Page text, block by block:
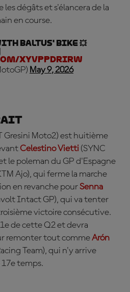
dégâts et s'élancera de la
en course.
Baltus' bike 💥
xyvPpDriRW
May 9, 2026
Gresini Moto2) est huitième
Celestino Vietti (SYNC
le poleman du GP d'Espagne
Ajo), qui ferme la marche
en revanche pourSenna
Intact GP), qui va tenter
victoire consécutive.
de cette Q2 et devra
remonter tout commeArón
Team), qui n'y arrive
temps.